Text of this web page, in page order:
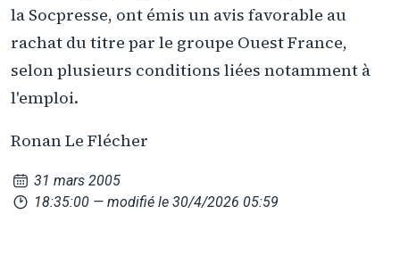
la Socpresse, ont émis un avis favorable au
rachat du titre par le groupe Ouest France,
selon plusieurs conditions liées notamment à
l'emploi.
Ronan Le Flécher
31 mars 2005
18:35:00 — modifié le 30/4/2026 05:59